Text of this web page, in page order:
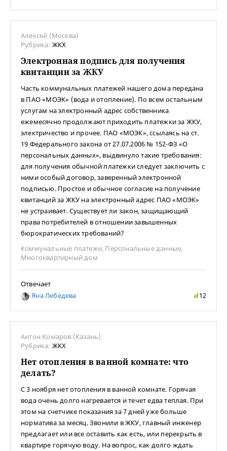
Алексей (Москва)
Рубрика: ЖКХ
Электронная подпись для получения
квитанции за ЖКУ
Часть коммунальных платежей нашего дома передана
в ПАО «МОЭК» (вода и отопление). По всем остальным
услугам на электронный адрес собственника
ежемесячно продолжают приходить платежки за ЖКУ,
электричество и прочее. ПАО «МОЭК», ссылаясь на ст.
19 Федерального закона от 27.07.2006 № 152-ФЗ «О
персональных данных», выдвинуло такие требования:
для получения обычной платежки следует заключить с
ними особый договор, заверенный электронной
подписью. Простое и обычное согласие на получение
квитанций за ЖКУ на электронный адрес ПАО «МОЭК»
не устраивает. Существует ли закон, защищающий
права потребителей в отношении завышенных
бюрократических требований?
Коммунальные платежи, Персональные данные,
Многоквартирный дом
Отвечает
Яна Лебедева
12
Антон Комаров (Казань)
Рубрика: ЖКХ
Нет отопления в ванной комнате: что
делать?
С 3 ноября нет отопления в ванной комнате. Горячая
вода очень долго нагревается и течет едва теплая. При
этом на счетчике показания за 7 дней уже больше
норматива за месяц. Звонили в ЖКУ, главный инженер
предлагает или все оставить как есть, или перекрыть в
квартире горячую воду. На вопрос, как долго ждать